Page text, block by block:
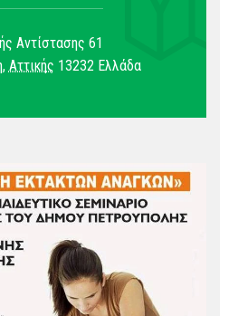
Αντίστασης 61
, Αττικής 13232 Ελλάδα